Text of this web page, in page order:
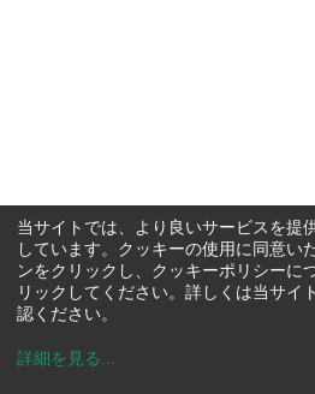
当サイトでは、より良いサービスを提
しています。クッキーの使用に同意い
ンをクリックし、クッキーポリシーに
リックしてください。詳しくは当サイ
認ください。
詳細を見る ...